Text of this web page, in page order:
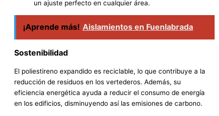
un ajuste perfecto en cualquier área.
¡Aprende más! Aislamientos en Fuenlabrada
Sostenibilidad
El poliestireno expandido es reciclable, lo que contribuye a la
reducción de residuos en los vertederos. Además, su
eficiencia energética ayuda a reducir el consumo de energía
en los edificios, disminuyendo así las emisiones de carbono.